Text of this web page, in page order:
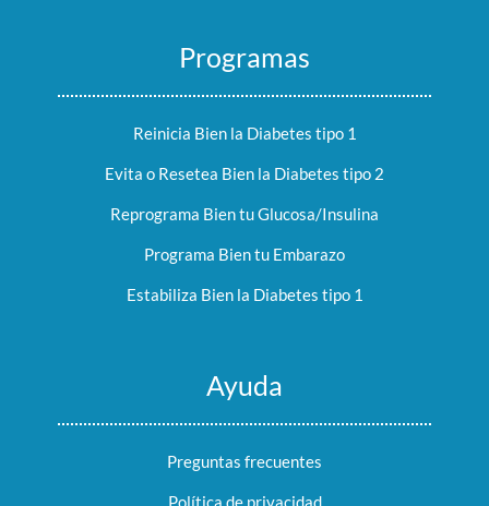
Programas
Reinicia Bien la Diabetes tipo 1
Evita o Resetea Bien la Diabetes tipo 2
Reprograma Bien tu Glucosa/Insulina
Programa Bien tu Embarazo
Estabiliza Bien la Diabetes tipo 1
Ayuda
Preguntas frecuentes
Política de privacidad